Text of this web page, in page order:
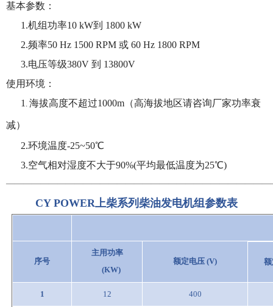
基本参数：
1.机组功率10 kW到 1800 kW
2.频率50 Hz 1500 RPM 或 60 Hz 1800 RPM
3.电压等级380V 到 13800V
使用环境：
1 . 海拔高度不超过1000m（高海拔地区请咨询厂家功率衰
减）
2.环境温度-25~50℃
3.空气相对湿度不大于90%(平均最低温度为25℃)
—————————————————————
CY POWER上柴系列 柴油发电机组参数表
序号
主用功率
(KW)
额定电压 (V)
1 12 400